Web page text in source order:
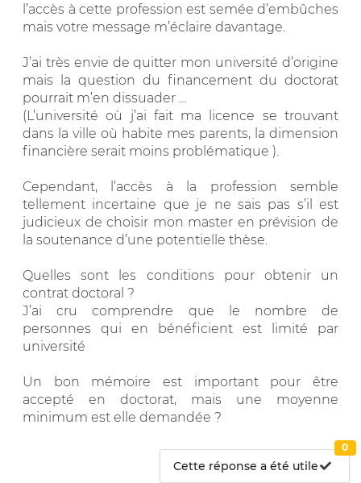
l’accès à cette profession est semée d’embûches
mais votre message m’éclaire davantage.
J’ai très envie de quitter mon université d’origine
mais la question du financement du doctorat
pourrait m’en dissuader …
(L’université où j’ai fait ma licence se trouvant
dans la ville où habite mes parents, la dimension
financière serait moins problématique ).
Cependant, l’accès à la profession semble
tellement incertaine que je ne sais pas s’il est
judicieux de choisir mon master en prévision de
la soutenance d’une potentielle thèse.
Quelles sont les conditions pour obtenir un
contrat doctoral ?
J’ai cru comprendre que le nombre de
personnes qui en bénéficient est limité par
université
Un bon mémoire est important pour être
accepté en doctorat, mais une moyenne
minimum est elle demandée ?
Cette réponse a été utile
0